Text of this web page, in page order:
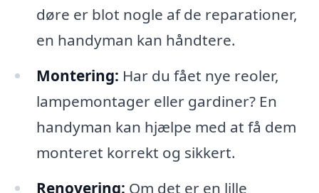
døre er blot nogle af de reparationer,
en handyman kan håndtere.
Montering: Har du fået nye reoler,
lampemontager eller gardiner? En
handyman kan hjælpe med at få dem
monteret korrekt og sikkert.
Renovering: Om det er en lille